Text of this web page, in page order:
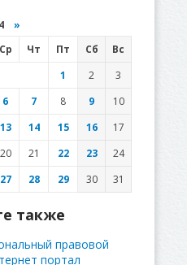
»
Ср Чт Пт Сб
Вс
1
2
3
6 7 8 9
10
13 14 15 16
17
20 21 22 23
24
27 28 29 30 31
также